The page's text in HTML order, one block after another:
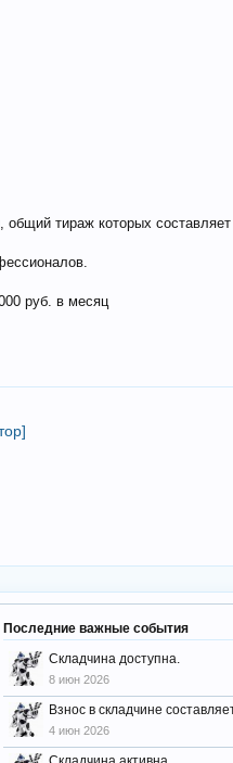
тираж которых
руб. в месяц
Последние важные события
Складчина доступна.
8 июн 2026
Взнос в складчине
4 июн 2026